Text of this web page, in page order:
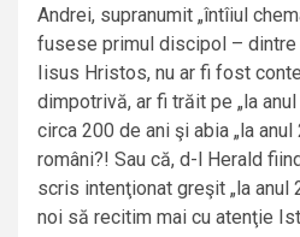
Andrei, supranumit „întîiul
fusese primul discipol –
Iisus Hristos, nu ar fi fost
dimpotrivă, ar fi trăit pe „la
circa 200 de ani şi abia „la
români?! Sau că, d-l Herald
scris intenţionat greşit „la anul
noi să recitim mai cu atenţie